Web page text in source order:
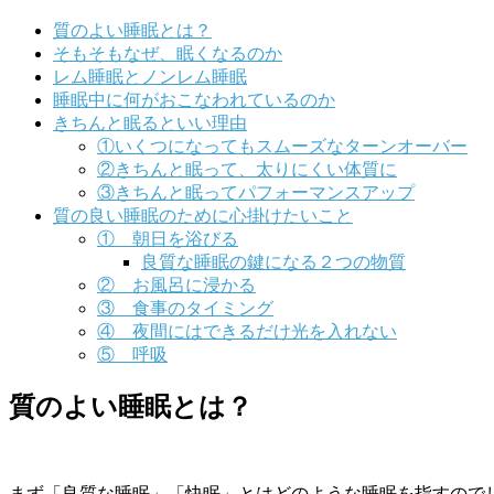
質のよい睡眠とは？
そもそもなぜ、眠くなるのか
レム睡眠とノンレム睡眠
睡眠中に何がおこなわれているのか
きちんと眠るといい理由
①いくつになってもスムーズなターンオーバー
②きちんと眠って、太りにくい体質に
③きちんと眠ってパフォーマンスアップ
質の良い睡眠のために心掛けたいこと
① 朝日を浴びる
良質な睡眠の鍵になる２つの物質
② お風呂に浸かる
③ 食事のタイミング
④ 夜間にはできるだけ光を入れない
⑤ 呼吸
質のよい睡眠とは？